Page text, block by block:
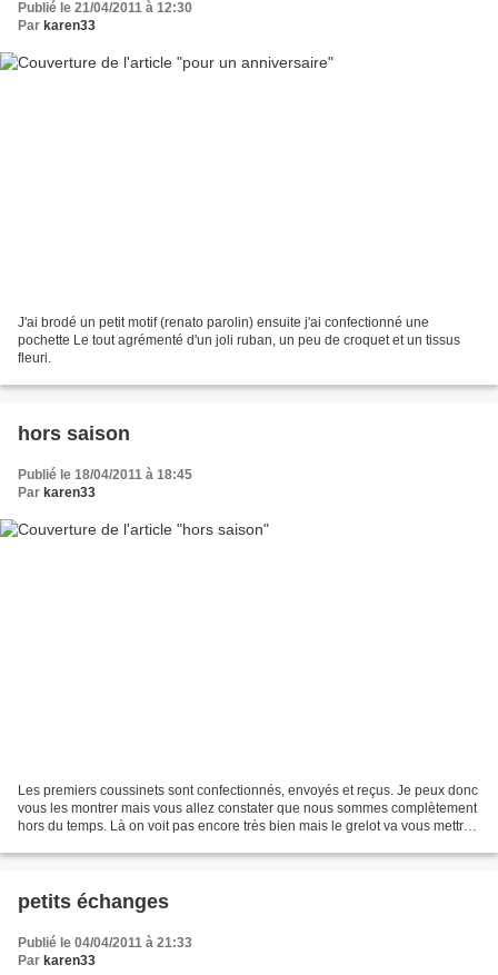
Publié le 21/04/2011 à 12:30
Par karen33
J'ai brodé un petit motif (renato parolin) ensuite j'ai confectionné une
pochette Le tout agrémenté d'un joli ruban, un peu de croquet et un tissus
fleuri.
hors saison
Publié le 18/04/2011 à 18:45
Par karen33
Les premiers coussinets sont confectionnés, envoyés et reçus. Je peux donc
vous les montrer mais vous allez constater que nous sommes complètement
hors du temps. Là on voit pas encore très bien mais le grelot va vous mettre
petits échanges
Publié le 04/04/2011 à 21:33
Par karen33